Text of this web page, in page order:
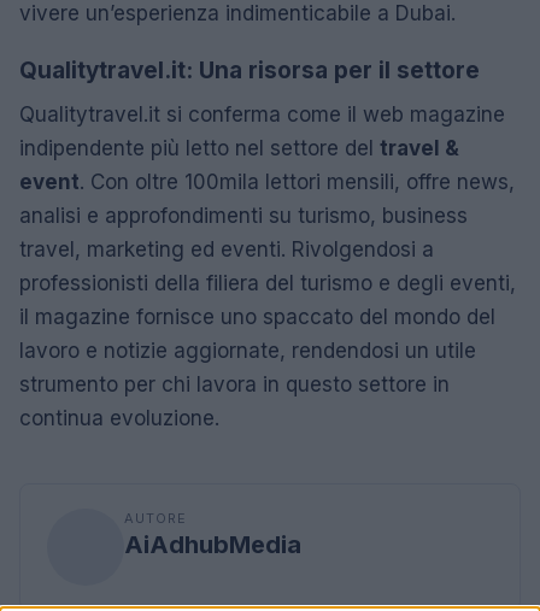
vivere un’esperienza indimenticabile a Dubai.
Qualitytravel.it: Una risorsa per il settore
Qualitytravel.it si conferma come il web magazine
indipendente più letto nel settore del travel &
event. Con oltre 100mila lettori mensili, offre news,
analisi e approfondimenti su turismo, business
travel, marketing ed eventi. Rivolgendosi a
professionisti della filiera del turismo e degli eventi,
il magazine fornisce uno spaccato del mondo del
lavoro e notizie aggiornate, rendendosi un utile
strumento per chi lavora in questo settore in
continua evoluzione.
AUTORE
AiAdhubMedia